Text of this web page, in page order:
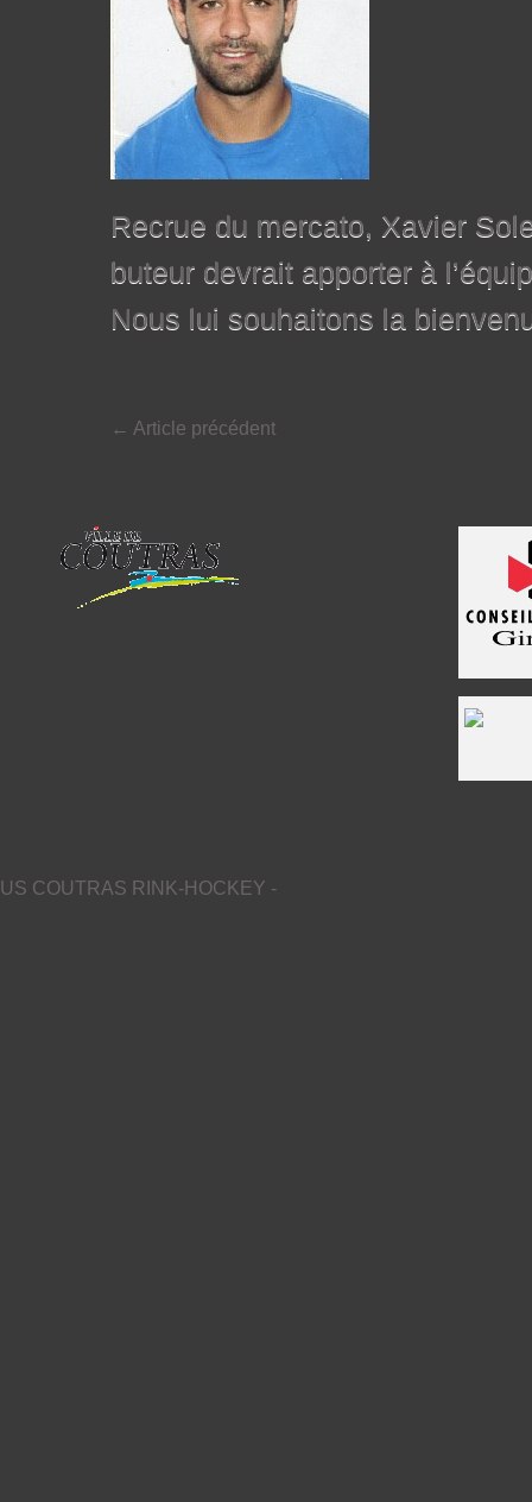
Recrue du mercato, Xavier
buteur devrait apporter à
Nous lui souhaitons la
← Article précédent
US COUTRAS RINK-HOCKEY -